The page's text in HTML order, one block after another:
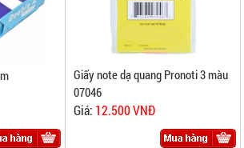
Giấy note dạ quang Pronoti 3 màu
07046
Giá: 12.500 VNĐ